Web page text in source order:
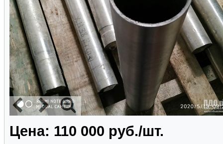
Цена: 110 000 руб./шт.